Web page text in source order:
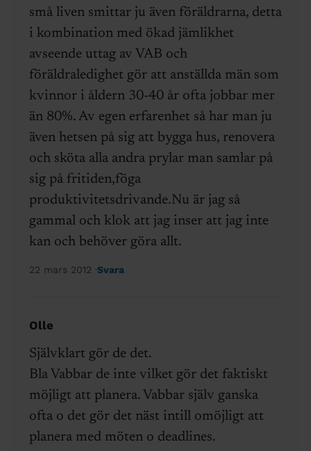
små liven smittar ju även föräldrarna, detta
i kombination med ökad jämlikhet
avseende uttag av VAB och
föräldraledighet gör att anställda män som
kvinnor i åldern 30-40 år ofta jobbar mer
än 80%. Av egen erfarenhet så har man ju
även hetsen på sig att bygga hus, renovera
och sköta alla andra prylar man samlar på
sig på fritiden,föga
produktivitetsdrivande.Nu är jag så
gammal och klok att jag inser att jag inte
kan och behöver göra allt.
22 mars 2012 Svara
Olle
Självklart gör de det.
Bla Vabbar de inte vilket gör det faktiskt
möjligt att planera. Vabbar själv ganska
ofta o det gör det näst intill omöjligt att
planera med möten o deadlines.